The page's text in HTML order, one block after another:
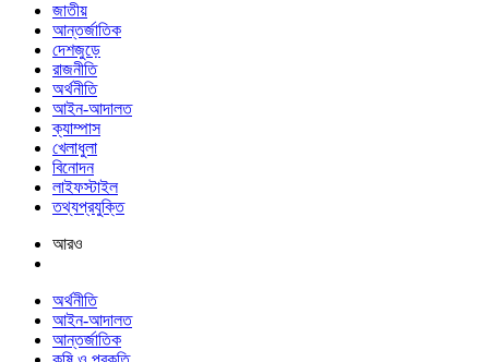
জাতীয়
আন্তর্জাতিক
দেশজুড়ে
রাজনীতি
অর্থনীতি
আইন-আদালত
ক্যাম্পাস
খেলাধুলা
বিনোদন
লাইফস্টাইল
তথ্যপ্রযুক্তি
আরও
অর্থনীতি
আইন-আদালত
আন্তর্জাতিক